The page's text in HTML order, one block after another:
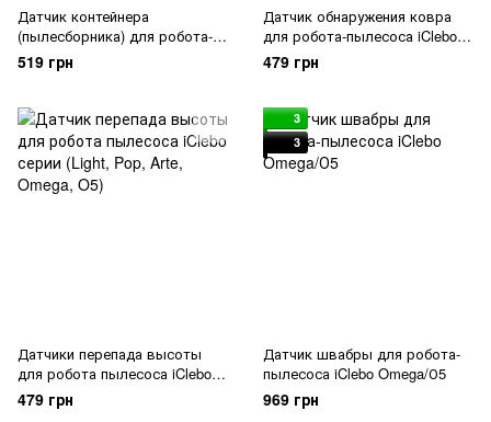
Датчик контейнера
(пылесборника) для робота-
пылесоса iClebo Omega
519 грн
Датчик обнаружения ковра
для робота-пылесоса iClebo
Omega/О5
479 грн
Датчики перепада высоты
для робота пылесоса iClebo
серии (Light, Pop, Arte, Omega,
O5)
479 грн
3
3
Датчик швабры для робота-
пылесоса iClebo Omega/О5
969 грн